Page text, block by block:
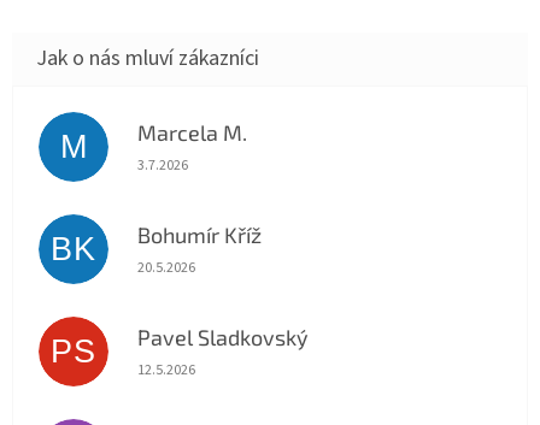
M Marcela M.
Hodnocení obchodu je 5 z 5 hvězdiček.
3.7.2026
BK Bohumír Kříž
Hodnocení obchodu je 5 z 5 hvězdiček.
20.5.2026
PS Pavel Sladkovský
Hodnocení obchodu je 5 z 5 hvězdiček.
12.5.2026